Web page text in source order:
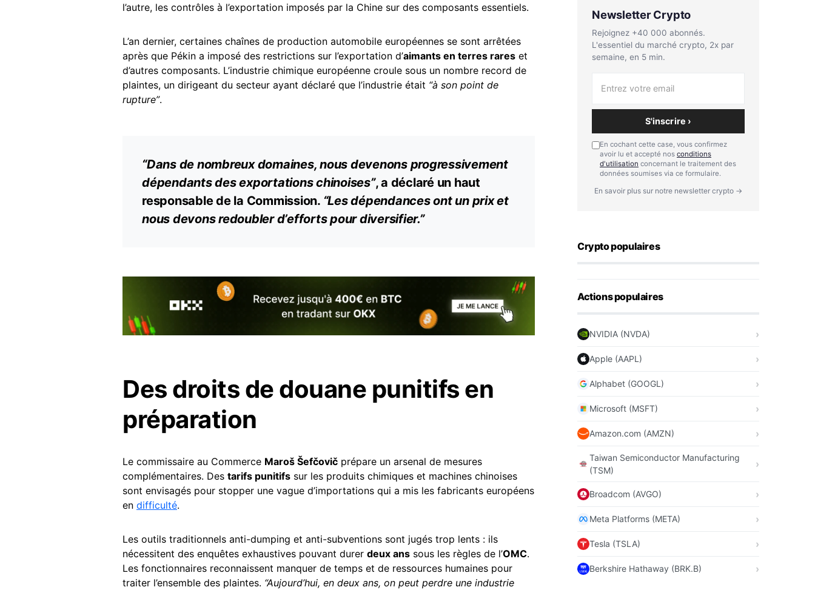
l’autre, les contrôles à l’exportation imposés par la Chine sur des composants essentiels.
L’an dernier, certaines chaînes de production automobile européennes se sont arrêtées
après que Pékin a imposé des restrictions sur l’exportation d’aimants en terres rares et
d’autres composants. L’industrie chimique européenne croule sous un nombre record de
plaintes, un dirigeant du secteur ayant déclaré que l’industrie était “à son point de
rupture”.
“Dans de nombreux domaines, nous devenons progressivement
dépendants des exportations chinoises”, a déclaré un haut
responsable de la Commission. “Les dépendances ont un prix et
nous devons redoubler d’efforts pour diversifier.”
Des droits de douane punitifs en
préparation
Le commissaire au Commerce Maroš Šefčovič prépare un arsenal de mesures
complémentaires. Des tarifs punitifs sur les produits chimiques et machines chinoises
sont envisagés pour stopper une vague d’importations qui a mis les fabricants européens
en difficulté.
Les outils traditionnels anti-dumping et anti-subventions sont jugés trop lents : ils
nécessitent des enquêtes exhaustives pouvant durer deux ans sous les règles de l’OMC.
Les fonctionnaires reconnaissent manquer de temps et de ressources humaines pour
traiter l’ensemble des plaintes. “Aujourd’hui, en deux ans, on peut perdre une industrie
Newsletter Crypto
Rejoignez +40 000 abonnés.
L'essentiel du marché crypto, 2x par
semaine, en 5 min.
S'inscrire ›
En cochant cette case, vous confirmez
avoir lu et accepté nos conditions
d'utilisation concernant le traitement des
données soumises via ce formulaire.
En savoir plus sur notre newsletter crypto →
Crypto populaires
Actions populaires
NVIDIA (NVDA)
Apple (AAPL)
Alphabet (GOOGL)
Microsoft (MSFT)
Amazon.com (AMZN)
Taiwan Semiconductor Manufacturing
(TSM)
Broadcom (AVGO)
Meta Platforms (META)
Tesla (TSLA)
Berkshire Hathaway (BRK.B)